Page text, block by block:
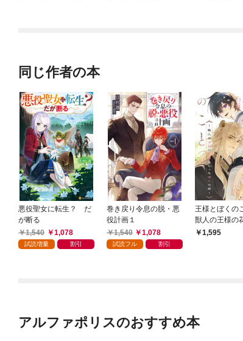
同じ作者の本
悪役聖女に転生？ だ
が断る
1,540
1,078
試読増量 割引
巻き戻り令息の脱・悪
役計画１
1,540
1,078
試読フル 割引
王様とぼく
獣人の王様の
ったぼくの話
1,595
アルファポリスのおすすめ本